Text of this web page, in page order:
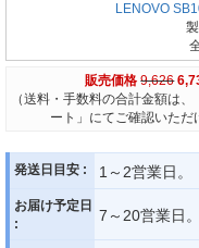
LENOVO
販売価格 9,626
（送料・手数料の合計金額は
ート」にてご確認いただ
発送日目安 : 1～2営業日。
お届け予定日
:
7～20営業日。